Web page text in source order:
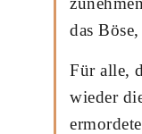
das
Für alle,
wieder